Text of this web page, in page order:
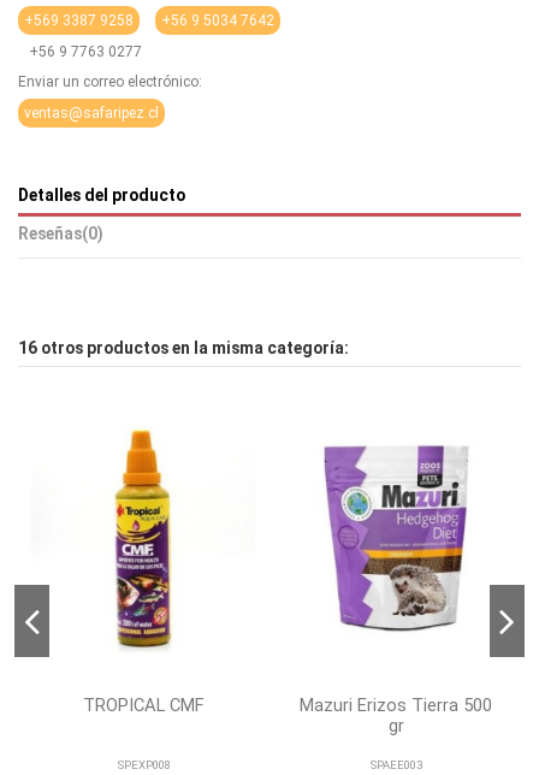
+569 3387 9258
+56 9 5034 7642
+56 9 7763 0277
Enviar un correo electrónico:
ventas@safaripez.cl
Detalles del producto
Reseñas(0)
16 otros productos en la misma categoría:
TROPICAL CMF
SPEXP008
Mazuri Erizos Tierra 500
gr
SPAEE003